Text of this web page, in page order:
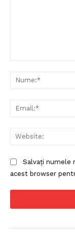
Salvați numele
acest browser